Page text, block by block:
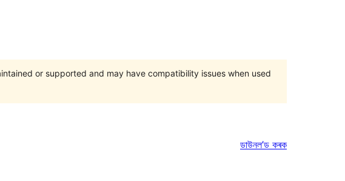
or supported and may have compatibility issues when used
ডাউনল’ড কৰক